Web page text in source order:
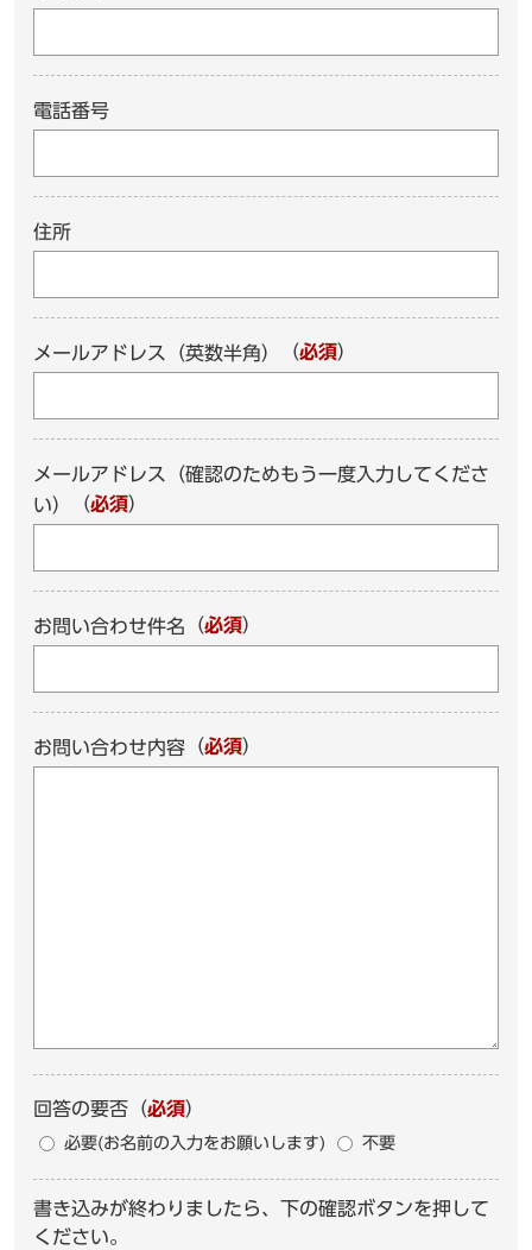
電話番号
住所
メールアドレス（英数半角） （必須）
メールアドレス（確認のためもう一度入力してくださ
い）
（必須）
お問い合わせ件名 （必須）
お問い合わせ内容 （必須）
回答の要否 （必須）
必要(お名前の入力をお願いします) 不要
書き込みが終わりましたら、下の確認ボタンを押して
ください。